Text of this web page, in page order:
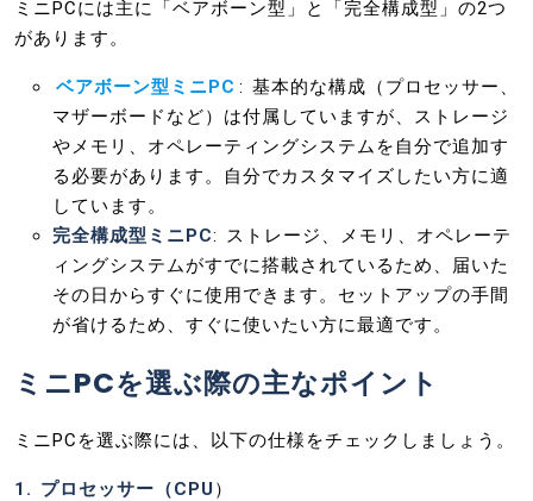
ミニPCには主に「ベアボーン型」と「完全構成型」の2つ
があります。
ベアボーン型ミニPC : 基本的な構成（プロセッサー、
マザーボードなど）は付属していますが、ストレージ
やメモリ、オペレーティングシステムを自分で追加す
る必要があります。自分でカスタマイズしたい方に適
しています。
完全構成型ミニPC: ストレージ、メモリ、オペレーテ
ィングシステムがすでに搭載されているため、届いた
その日からすぐに使用できます。セットアップの手間
が省けるため、すぐに使いたい方に最適です。
ミニPCを選ぶ際の主なポイント
ミニPCを選ぶ際には、以下の仕様をチェックしましょう。
1. プロセッサー（CPU）